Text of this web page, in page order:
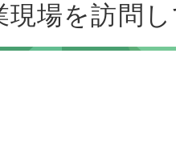
現場を訪問